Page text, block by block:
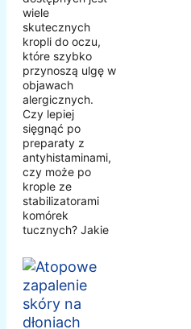
wiele
skutecznych
kropli do oczu,
które szybko
przynoszą ulgę w
objawach
alergicznych.
Czy lepiej
sięgnąć po
preparaty z
antyhistaminami,
czy może po
krople ze
stabilizatorami
komórek
tucznych? Jakie